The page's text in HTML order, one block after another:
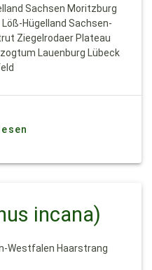
Sachsen Moritzburg
Hügelland Sachsen-
Ziegelrodaer Plateau
Lauenburg Lübeck
incana)
Westfalen Haarstrang